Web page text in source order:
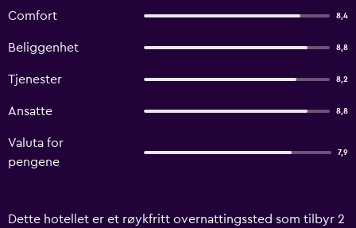
Comfort 8,4
Beliggenhet 8,8
Tjenester 8,2
Ansatte 8,8
Valuta for
pengene
7,9
Dette hotellet er et røykfritt overnattingssted som tilbyr 2